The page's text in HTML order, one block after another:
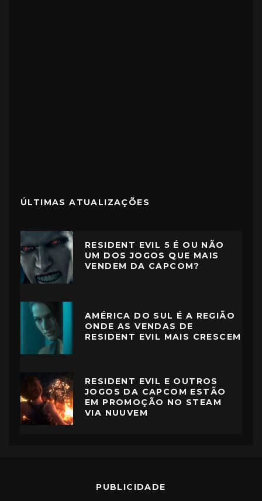
ÚLTIMAS ATUALIZAÇÕES
RESIDENT EVIL 5 É OU NÃO
UM DOS JOGOS QUE MAIS
VENDEM DA CAPCOM?
AMÉRICA DO SUL É A REGIÃO
ONDE AS VENDAS DE
RESIDENT EVIL MAIS CRESCEM
RESIDENT EVIL E OUTROS
JOGOS DA CAPCOM ESTÃO
EM PROMOÇÃO NO STEAM
VIA NUUVEM
PUBLICIDADE